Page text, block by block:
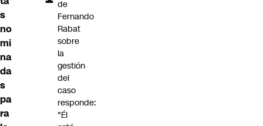
s
no
mi
na
da
s
pa
ra
de
Fernando
Rabat
sobre
la
gestión
del
caso
responde:
"Él